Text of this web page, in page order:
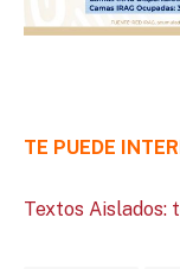
TE PUEDE
Textos Aislados: